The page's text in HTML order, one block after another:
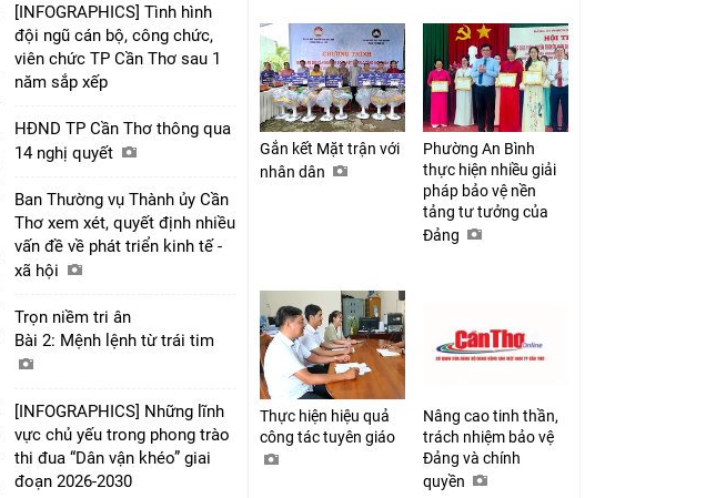
[INFOGRAPHICS] Tình hình
đội ngũ cán bộ, công chức,
viên chức TP Cần Thơ sau 1
năm sắp xếp
HĐND TP Cần Thơ thông qua
14 nghị quyết
Ban Thường vụ Thành ủy Cần
Thơ xem xét, quyết định nhiều
vấn đề về phát triển kinh tế -
xã hội
Trọn niềm tri ân
Bài 2: Mệnh lệnh từ trái tim
[INFOGRAPHICS] Những lĩnh
vực chủ yếu trong phong trào
thi đua “Dân vận khéo” giai
đoạn 2026-2030
Gắn kết Mặt trận với
nhân dân
Phường An Bình
thực hiện nhiều giải
pháp bảo vệ nền
tảng tư tưởng của
Đảng
Thực hiện hiệu quả
công tác tuyên giáo
Nâng cao tinh thần,
trách nhiệm bảo vệ
Đảng và chính
quyền